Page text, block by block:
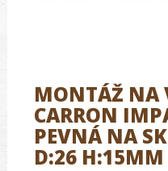
MONTÁŽ NA
CARRON
PEVNÁ NA
D:26 H:15MM